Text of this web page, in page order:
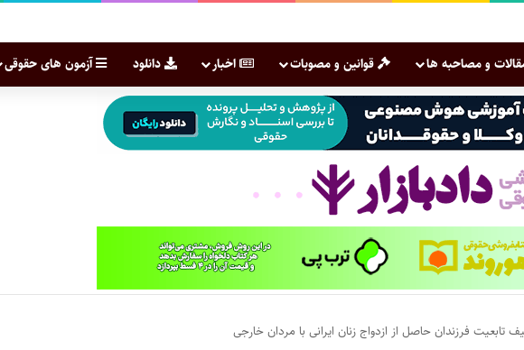
و مصاحبه ها قوانین و مصوبات اخبار دانلود آزمون های حقوقی
تابعیت فرزندان حاصل از ازدواج زنان ایرانی با مردان خارجی